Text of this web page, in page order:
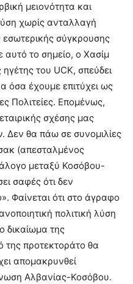
μειονότητα και
χωρίς ανταλλαγή
σύγκρουσης
αυτό το σημείο, ο Χασίμ
ηγέτης του UCK, σπεύδει
όσα έχουμε επιτύχει ως
Πολιτείες. Επομένως,
σχέσης μας
Δεν θα πάω σε συνομιλίες
(απεσταλμένος
μεταξύ Κοσόβου-
σαφές ότι δεν
Φαίνεται ότι στο άγραφο
πολιτική λύση
δικαίωμα της
της προτεκτοράτο θα
απομακρυνθεί
Αλβανίας-Κοσόβου.